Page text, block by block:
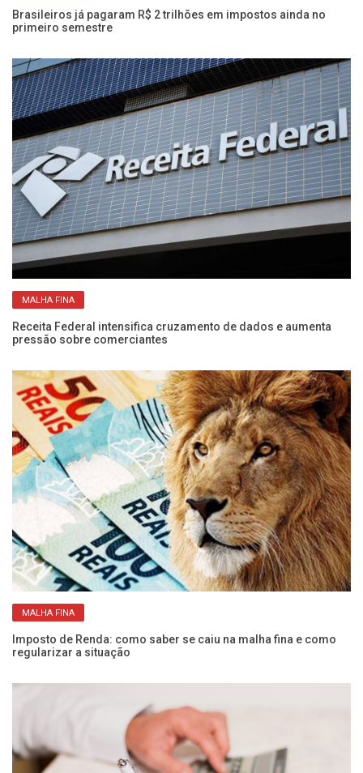
Brasileiros já pagaram R$ 2 trilhões em impostos ainda no
primeiro semestre
MALHA FINA
Receita Federal intensifica cruzamento de dados e aumenta
pressão sobre comerciantes
MALHA FINA
Imposto de Renda: como saber se caiu na malha fina e como
regularizar a situação